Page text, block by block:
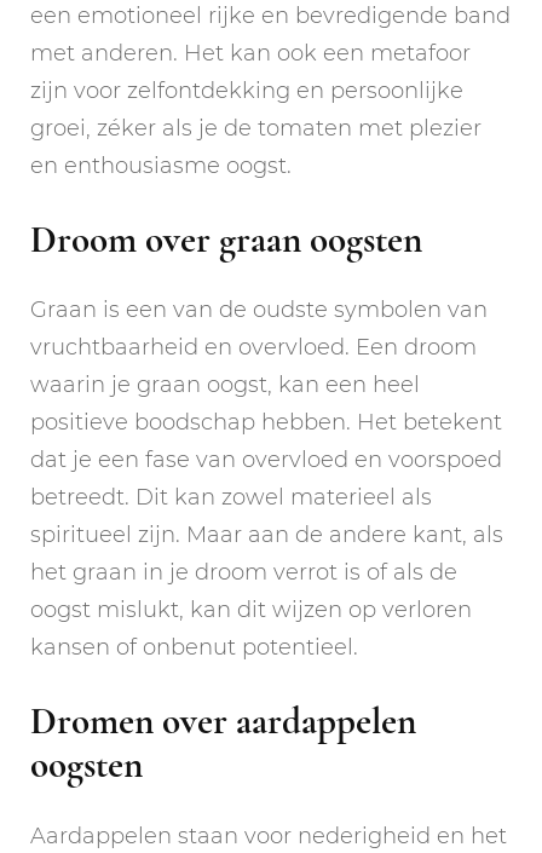
een emotioneel rijke en bevredigende band
met anderen. Het kan ook een metafoor
zijn voor zelfontdekking en persoonlijke
groei, zéker als je de tomaten met plezier
en enthousiasme oogst.
Droom over graan oogsten
Graan is een van de oudste symbolen van
vruchtbaarheid en overvloed. Een droom
waarin je graan oogst, kan een heel
positieve boodschap hebben. Het betekent
dat je een fase van overvloed en voorspoed
betreedt. Dit kan zowel materieel als
spiritueel zijn. Maar aan de andere kant, als
het graan in je droom verrot is of als de
oogst mislukt, kan dit wijzen op verloren
kansen of onbenut potentieel.
Dromen over aardappelen
oogsten
Aardappelen staan voor nederigheid en het